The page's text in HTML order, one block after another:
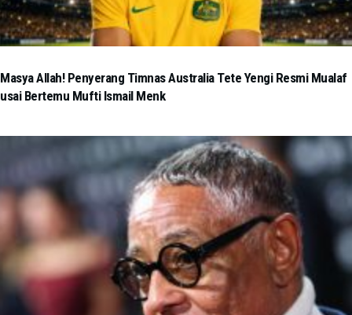
Masya Allah! Penyerang Timnas Australia Tete Yengi Resmi Mualaf
usai Bertemu Mufti Ismail Menk